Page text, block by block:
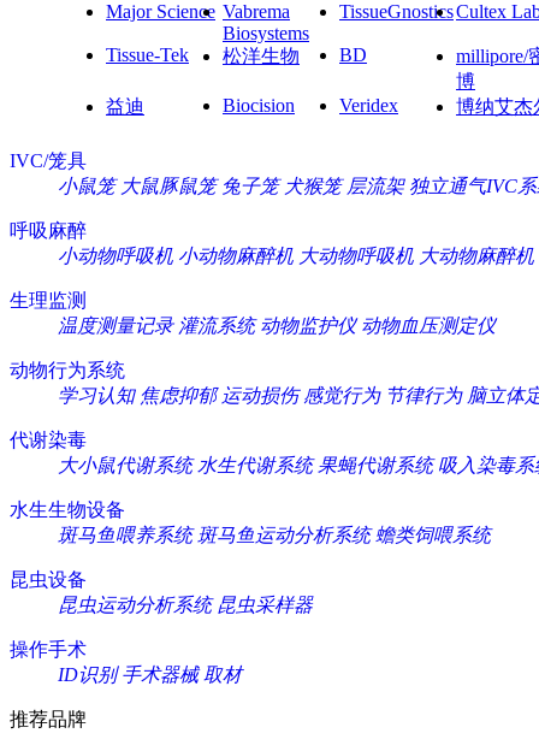
Major Science Vabrema
Biosystems
TissueGnosticsCultex
Tissue-Tek 松洋生物 BD
millipore/
博
益迪
Biocision Veridex 博纳艾杰
IVC/笼具
小鼠笼 大鼠豚鼠笼 兔子笼 犬猴笼 层流架 独立通气IVC
呼吸麻醉
小动物呼吸机 小动物麻醉机 大动物呼吸机 大动物麻醉机
生理监测
温度测量记录 灌流系统 动物监护仪 动物血压测定仪
动物行为系统
学习认知 焦虑抑郁 运动损伤 感觉行为 节律行为 脑立体
代谢染毒
大小鼠代谢系统 水生代谢系统 果蝇代谢系统 吸入染毒系
水生生物设备
斑马鱼喂养系统 斑马鱼运动分析系统 蟾类饲喂系统
昆虫设备
昆虫运动分析系统 昆虫采样器
操作手术
ID识别 手术器械 取材
推荐品牌